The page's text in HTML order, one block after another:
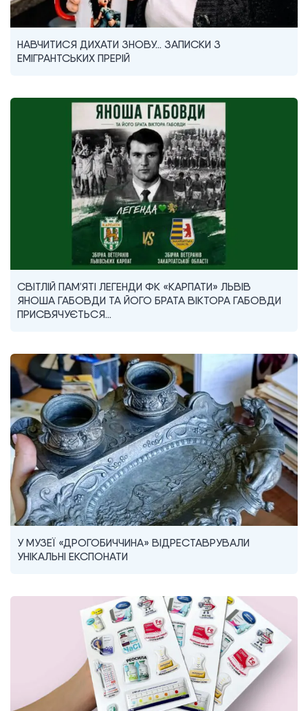
НАВЧИТИСЯ ДИХАТИ ЗНОВУ… ЗАПИСКИ З
ЕМІГРАНТСЬКИХ ПРЕРІЙ
СВІТЛІЙ ПАМ’ЯТІ ЛЕГЕНДИ ФК «КАРПАТИ» ЛЬВІВ
ЯНОША ГАБОВДИ ТА ЙОГО БРАТА ВІКТОРА ГАБОВДИ
ПРИСВЯЧУЄТЬСЯ…
У МУЗЕЇ «ДРОГОБИЧЧИНА» ВІДРЕСТАВРУВАЛИ
УНІКАЛЬНІ ЕКСПОНАТИ